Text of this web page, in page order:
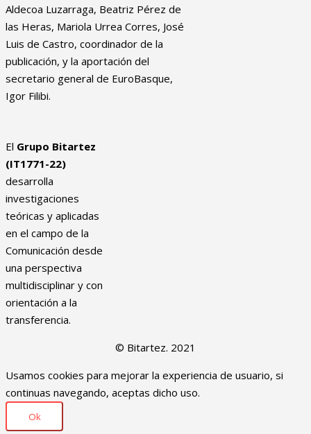
Aldecoa Luzarraga, Beatriz Pérez de
las Heras, Mariola Urrea Corres, José
Luis de Castro, coordinador de la
publicación, y la aportación del
secretario general de EuroBasque,
Igor Filibi.
El Grupo Bitartez
(IT1771-22)
desarrolla
investigaciones
teóricas y aplicadas
en el campo de la
Comunicación desde
una perspectiva
multidisciplinar y con
orientación a la
transferencia.
© Bitartez. 2021
Usamos cookies para mejorar la experiencia de usuario, si
continuas navegando, aceptas dicho uso.
Ok